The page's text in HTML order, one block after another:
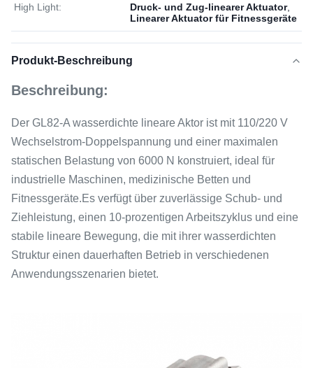
High Light: Druck- und Zug-linearer Aktuator,
Linearer Aktuator für Fitnessgeräte
Produkt-Beschreibung
Beschreibung:
Der GL82-A wasserdichte lineare Aktor ist mit 110/220 V
Wechselstrom-Doppelspannung und einer maximalen
statischen Belastung von 6000 N konstruiert, ideal für
industrielle Maschinen, medizinische Betten und
Fitnessgeräte.Es verfügt über zuverlässige Schub- und
Ziehleistung, einen 10-prozentigen Arbeitszyklus und eine
stabile lineare Bewegung, die mit ihrer wasserdichten
Struktur einen dauerhaften Betrieb in verschiedenen
Anwendungsszenarien bietet.